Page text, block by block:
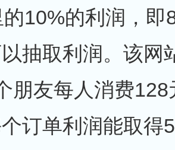
10%的利润，即
抽取利润。该网
朋友每人消费
订单利润能取得